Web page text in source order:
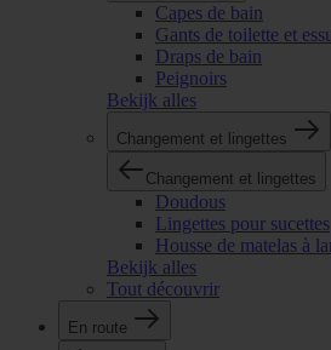
Capes de bain
Gants de toilette et
Draps de bain
Peignoirs
Bekijk alles
Changement et lingettes
Changement et lingettes
Doudous
Lingettes pour sucettes
Housse de matelas à
Bekijk alles
Tout découvrir
En route